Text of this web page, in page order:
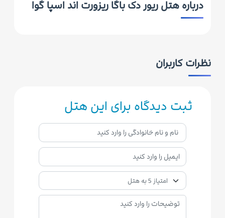
درباره هتل ریور دک باگا ریزورت اند اسپا گوا
نظرات کاربران
ثبت دیدگاه برای این هتل